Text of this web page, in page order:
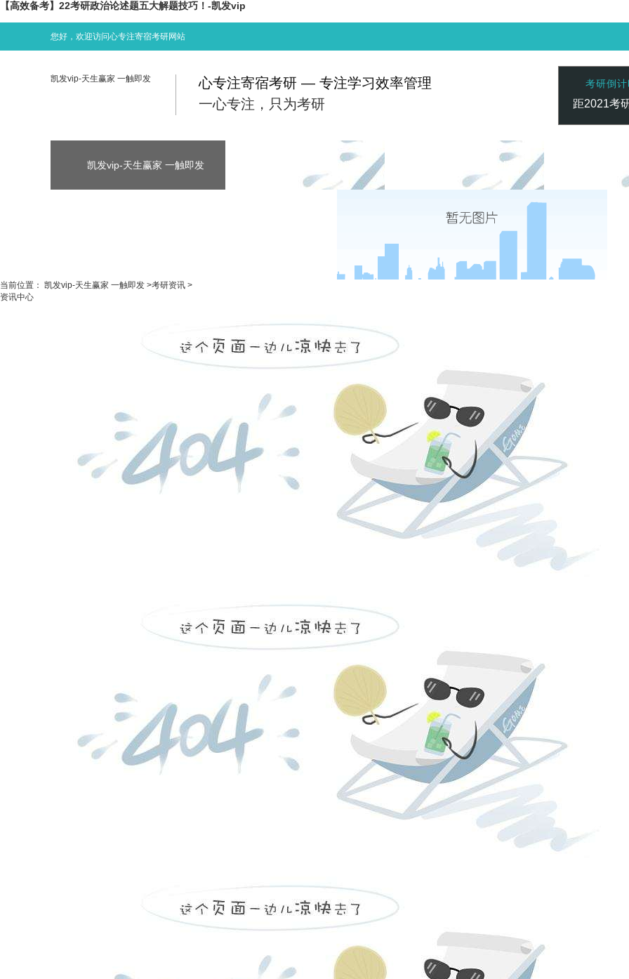
【高效备考】22考研政治论述题五大解题技巧！-凯发vip
您好，欢迎访问心专注寄宿考研网站
凯发vip-天生赢家 一触即发
心专注寄宿考研 — 专注学习效率管理
一心专注，只为考研
考研倒
距2021考
凯发vip-天生赢家 一触即发 凯发vip-天生赢家 一触即发 凯发vip-天生赢家 一触即发
当前位置： 凯发vip-天生赢家 一触即发 >考研资讯 >
资讯中心